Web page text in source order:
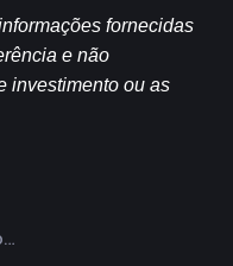
fornecidas
e não
investimento ou as
Resumo das notícias de criptomoedas da FameEX hoje | 7 de agosto de 2026